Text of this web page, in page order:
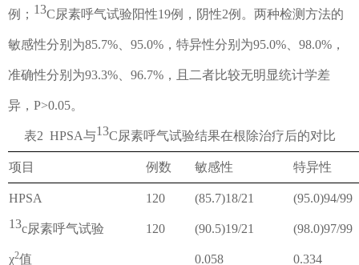
例； 13C尿素呼气试验阳性19例，阴性2例。两种检测方法的
敏感性分别为85.7% 95.0% ， 特异性分别为95.0% 98.0% ，
准确性分别为93.3% 96.7% ， 且二者比较无明显统计学差
异 ， P>0.05。
表2 HPSA与13C尿素呼气试验结果在根除治疗后的对比
项目 例数 敏感性 特异性
HPSA 120 (85.7)18/21
(95.0)94/99
13c尿素呼气试验 120 (90.5)19/21 (98.0)97/99
χ2值 0.058 0.334